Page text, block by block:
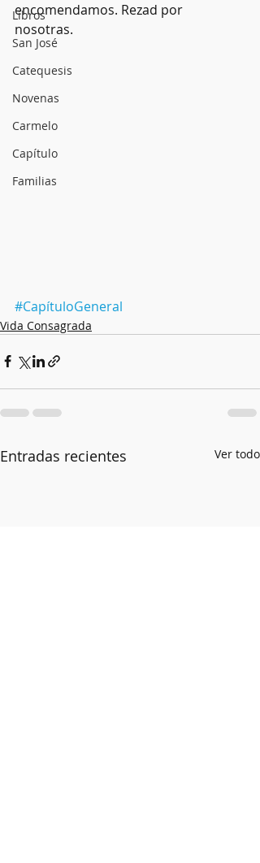
Libros
San José
Catequesis
Novenas
Carmelo
Capítulo
Familias
encomendamos. Rezad por
nosotras.
#CapítuloGeneral
Vida Consagrada
Entradas recientes Ver todo